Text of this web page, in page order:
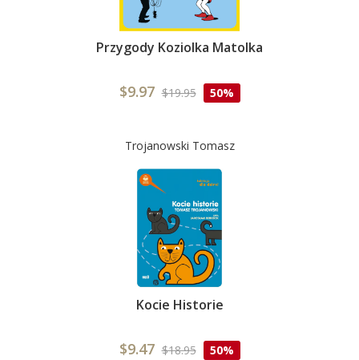
Przygody Koziolka Matolka
$9.97 $19.95 50%
Trojanowski Tomasz
Kocie Historie
$9.47 $18.95 50%